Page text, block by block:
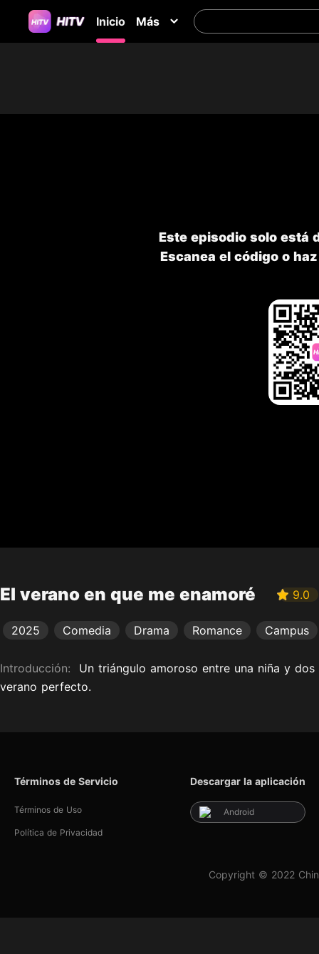
Inicio Más
Este episodio solo está
Escanea el código o
El verano en que me enamoré 9.0
2025 Comedia Drama Romance Campus
Introducción: Un triángulo amoroso entre una niña y
verano perfecto.
Términos de Servicio
Términos de Uso
Política de Privacidad
Descargar la aplicación
Android
Copyright © 2022